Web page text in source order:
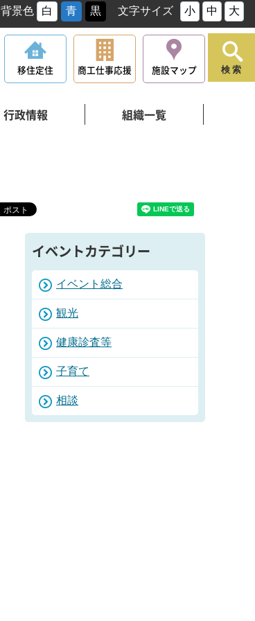
背景色 白 青 黒 文字サイズ 小 中 大
移住定住 商工仕事応援 施設マップ
行政情報 組織一覧
検索
イベントカテゴリー
イベント総合
観光
健康診査等
子育て
相談